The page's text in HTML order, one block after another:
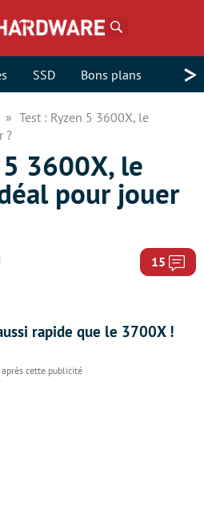
SSD Bons plans >
Test : Ryzen 5 3600X, le
?
3600X, le
pour jouer
15
rapide que le 3700X !